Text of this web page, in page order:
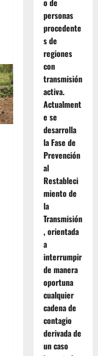
o de
personas
procedente
s de
regiones
con
transmisión
activa.
Actualment
e se
desarrolla
la Fase de
Prevención
al
Restableci
miento de
la
Transmisión
, orientada
a
interrumpir
de manera
oportuna
cualquier
cadena de
contagio
derivada de
un caso